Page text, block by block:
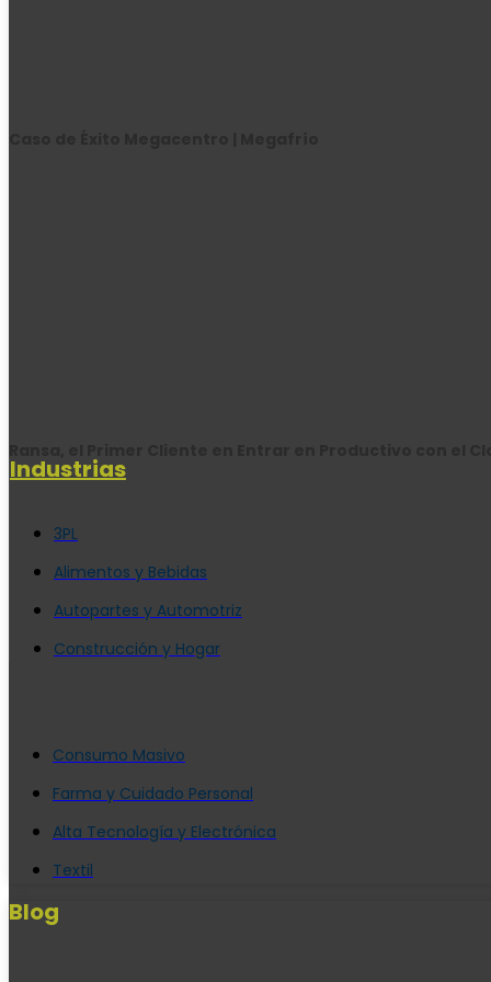
Industrias
3PL
Alimentos y Bebidas
Autopartes y Automotriz
Construcción y Hogar
Consumo Masivo
Farma y Cuidado Personal
Alta Tecnología y Electrónica
Textil
Blog